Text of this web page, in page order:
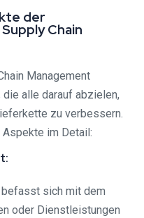
der
Chain
Management
alle darauf abzielen,
zu verbessern.
im Detail:
sich mit dem
oder Dienstleistungen